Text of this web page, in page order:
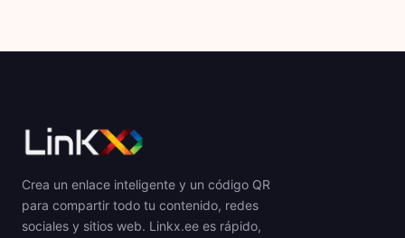
Crea un enlace inteligente y un código QR
para compartir todo tu contenido, redes
sociales y sitios web. Linkx.ee es rápido,